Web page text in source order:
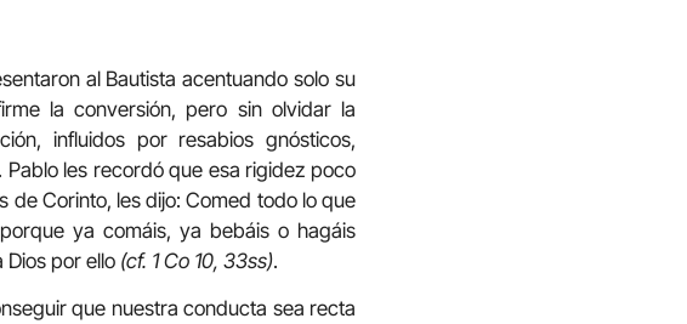
al Bautista acentuando solo su
la conversión, pero sin olvidar la
influidos por resabios gnósticos,
les recordó que esa rigidez poco
de Corinto, les dijo: Comed todo lo que
ya comáis, ya bebáis o hagáis
por ello (cf. 1 Co 10, 33ss).
que nuestra conducta sea recta